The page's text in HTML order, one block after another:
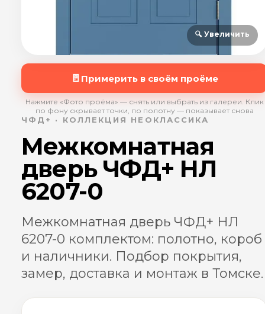
🔍 Увеличить
🚪 Примерить в своём проёме
Нажмите «Фото проёма» — снять или выбрать из галереи. Клик
по фону скрывает точки, по полотну — показывает снова
ЧФД+ · КОЛЛЕКЦИЯ НЕОКЛАССИКА
Межкомнатная
дверь ЧФД+ НЛ
6207-0
Межкомнатная дверь ЧФД+ НЛ
6207-0 комплектом: полотно, короб
и наличники. Подбор покрытия,
замер, доставка и монтаж в Томске.